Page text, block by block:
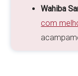
Wahiba
com